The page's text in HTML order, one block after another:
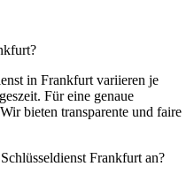
in Frankfurt variieren je
Für eine genaue
bieten transparente und faire
Frankfurt an?